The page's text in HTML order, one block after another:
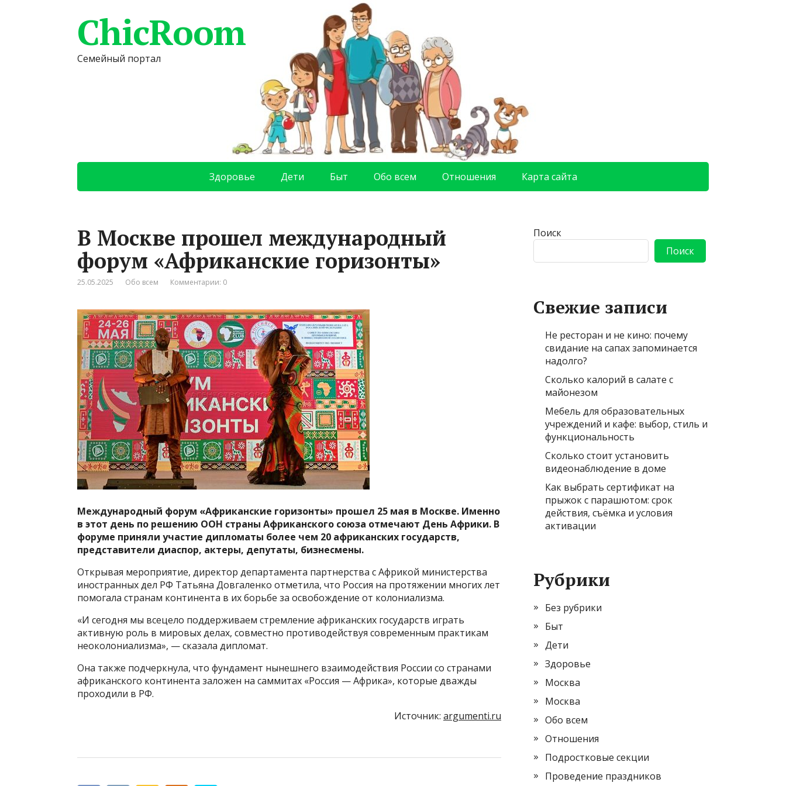
ChicRoom
Семейный портал
Здоровье Дети Быт Обо всем Отношения Карта сайта
В Москве прошел международный
форум «Африканские горизонты»
25.05.2025 Обо всем Комментарии: 0
Международный форум «Африканские горизонты» прошел 25 мая в Москве. Именно
в этот день по решению ООН страны Африканского союза отмечают День Африки. В
форуме приняли участие дипломаты более чем 20 африканских государств,
представители диаспор, актеры, депутаты, бизнесмены.
Открывая мероприятие, директор департамента партнерства с Африкой министерства
иностранных дел РФ Татьяна Довгаленко отметила, что Россия на протяжении многих лет
помогала странам континента в их борьбе за освобождение от колониализма.
«И сегодня мы всецело поддерживаем стремление африканских государств играть
активную роль в мировых делах, совместно противодействуя современным практикам
неоколониализма», — сказала дипломат.
Она также подчеркнула, что фундамент нынешнего взаимодействия России со странами
африканского континента заложен на саммитах «Россия — Африка», которые дважды
проходили в РФ.
Источник: argumenti.ru
Поиск
Поиск
Свежие записи
Не ресторан и не кино: почему
свидание на сапах запоминается
надолго?
Сколько калорий в салате с
майонезом
Мебель для образовательных
учреждений и кафе: выбор, стиль и
функциональность
Сколько стоит установить
видеонаблюдение в доме
Как выбрать сертификат на
прыжок с парашютом: срок
действия, съёмка и условия
активации
Рубрики
Без рубрики
Быт
Дети
Здоровье
Москва
Москва
Обо всем
Отношения
Подростковые секции
Проведение праздников